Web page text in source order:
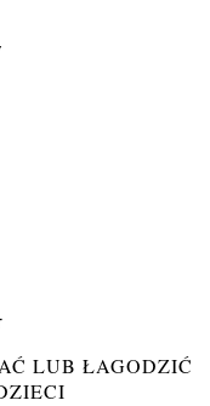
LUB ŁAGODZIĆ